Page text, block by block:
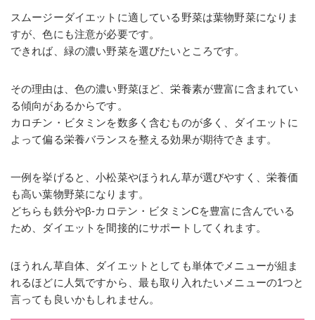
スムージーダイエットに適している野菜は葉物野菜になりま
すが、色にも注意が必要です。
できれば、緑の濃い野菜を選びたいところです。
その理由は、色の濃い野菜ほど、栄養素が豊富に含まれてい
る傾向があるからです。
カロチン・ビタミンを数多く含むものが多く、ダイエットに
よって偏る栄養バランスを整える効果が期待できます。
一例を挙げると、小松菜やほうれん草が選びやすく、栄養価
も高い葉物野菜になります。
どちらも鉄分やβ-カロテン・ビタミンCを豊富に含んでいる
ため、ダイエットを間接的にサポートしてくれます。
ほうれん草自体、ダイエットとしても単体でメニューが組ま
れるほどに人気ですから、最も取り入れたいメニューの1つと
言っても良いかもしれません。